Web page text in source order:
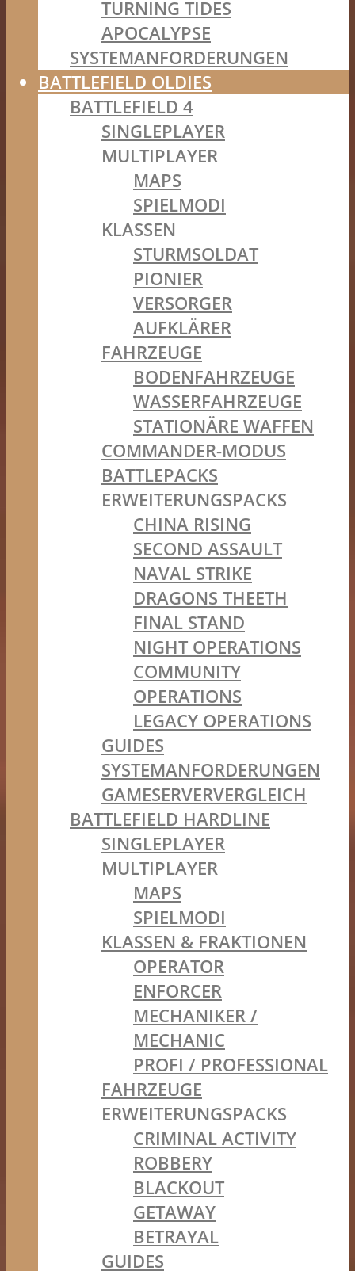
TURNING TIDES
APOCALYPSE
SYSTEMANFORDERUNGEN
BATTLEFIELD OLDIES
BATTLEFIELD 4
SINGLEPLAYER
MULTIPLAYER
MAPS
SPIELMODI
KLASSEN
STURMSOLDAT
PIONIER
VERSORGER
AUFKLÄRER
FAHRZEUGE
BODENFAHRZEUGE
WASSERFAHRZEUGE
STATIONÄRE WAFFEN
COMMANDER-MODUS
BATTLEPACKS
ERWEITERUNGSPACKS
CHINA RISING
SECOND ASSAULT
NAVAL STRIKE
DRAGONS THEETH
FINAL STAND
NIGHT OPERATIONS
COMMUNITY
OPERATIONS
LEGACY OPERATIONS
GUIDES
SYSTEMANFORDERUNGEN
GAMESERVERVERGLEICH
BATTLEFIELD HARDLINE
SINGLEPLAYER
MULTIPLAYER
MAPS
SPIELMODI
KLASSEN & FRAKTIONEN
OPERATOR
ENFORCER
MECHANIKER /
MECHANIC
PROFI / PROFESSIONAL
FAHRZEUGE
ERWEITERUNGSPACKS
CRIMINAL ACTIVITY
ROBBERY
BLACKOUT
GETAWAY
BETRAYAL
GUIDES